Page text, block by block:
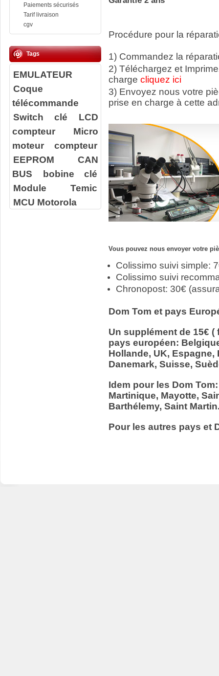
Paiements sécurisés
Tarif livraison
cgv
Tags
EMULATEUR
Coque
télécommande
Switch clé
LCD
compteur
Micro
moteur compteur
EEPROM
CAN
BUS
bobine clé
Module Temic
MCU Motorola
Procédure pour la
1) Commandez la
2) Téléchargez et
charge cliquez ici
3) Envoyez nous votre
prise en charge à cette
Vous pouvez nous envoyer votre
Colissimo suivi simple:
Colissimo suivi
Chronopost: 30€
Dom Tom et pays
Un supplément de 15€
pays européen:
Hollande, UK,
Danemark, Suisse,
Idem pour les Dom
Martinique, Mayotte,
Barthélemy, Saint
Pour les autres pays et